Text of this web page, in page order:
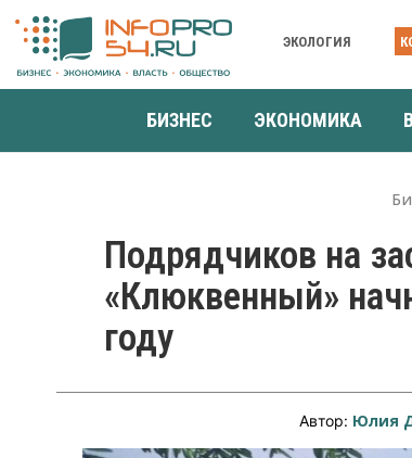
ЭКОЛОГИЯ
БИЗНЕС ЭКОНОМИКА
Подрядчиков на
«Клюквенный»
году
Автор: Юлия